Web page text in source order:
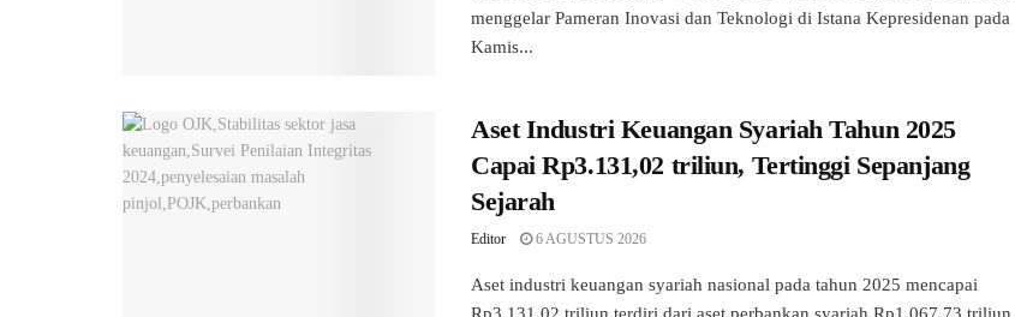
menggelar Pameran Inovasi dan Teknologi di Istana Kepresidenan pada
Kamis...
Aset Industri Keuangan Syariah Tahun 2025
Capai Rp3.131,02 triliun, Tertinggi Sepanjang
Sejarah
Editor 6 AGUSTUS 2026
Aset industri keuangan syariah nasional pada tahun 2025 mencapai
Rp3.131,02 triliun terdiri dari aset perbankan syariah Rp1.067,73 triliun